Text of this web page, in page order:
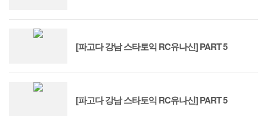
[파고다 강남 스타토익 RC유나신] PART 5
[파고다 강남 스타토익 RC유나신] PART 5